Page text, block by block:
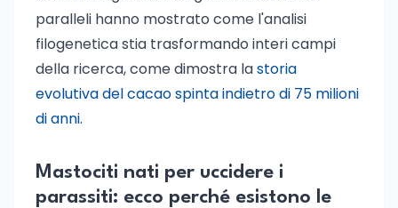
paralleli hanno mostrato come l'analisi
filogenetica stia trasformando interi campi
della ricerca, come dimostra lastoria
evolutiva del cacao spinta indietro di 75 milioni
di anni.
Mastociti nati per uccidere i
parassiti: ecco perché esistono le